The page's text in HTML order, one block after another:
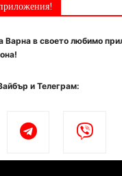
Варна в своето любимо
и Телеграм: